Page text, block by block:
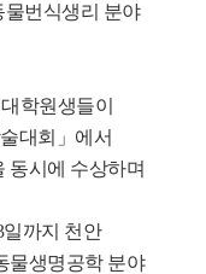
번식생리 분야
학원생들이
대회」에서
동시에 수상하며
일까지 천안
물생명공학 분야